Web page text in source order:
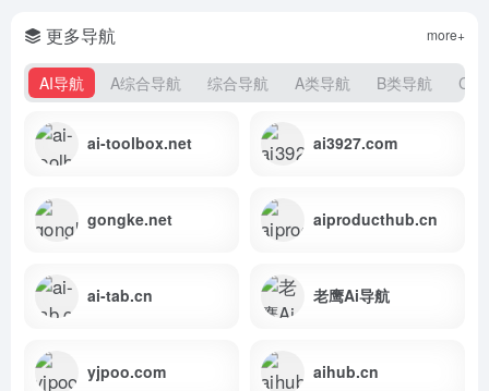
更多导航
AI导航 A综合导航 综合导航 A类导航 B类导航 C类
more+
ai-toolbox.net ai3927.com
gongke.net aiproducthub.cn
ai-tab.cn 老鹰Ai导航
yjpoo.com aihub.cn